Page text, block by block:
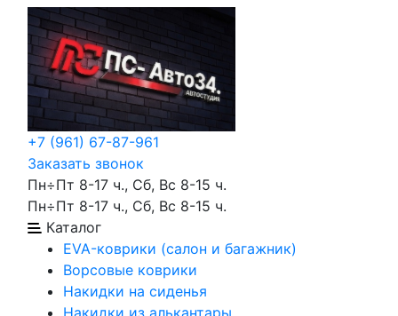
+7 (961) 67-87-961
Заказать звонок
Пн÷Пт 8-17 ч., Сб, Вс 8-15 ч.
Пн÷Пт 8-17 ч., Сб, Вс 8-15 ч.
Каталог
EVA-коврики (салон и багажник)
Ворсовые коврики
Накидки на сиденья
Накидки из алькантары